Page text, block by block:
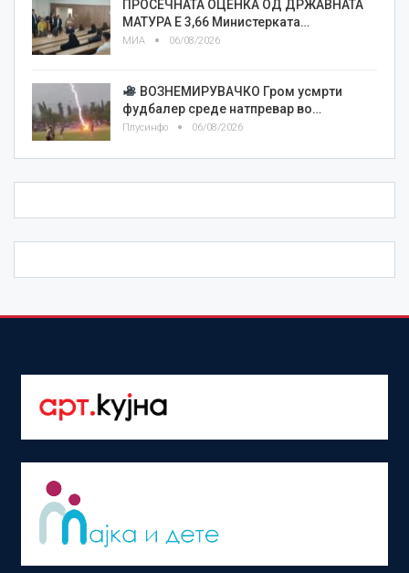
ПРОСЕЧНАТА ОЦЕНКА ОД ДРЖАВНАТА
МАТУРА Е 3,66 Министерката…
МИА 06/08/2026
ВОЗНЕМИРУВАЧКО Гром усмрти
фудбалер среде натпревар во…
Плусинфо 06/08/2026